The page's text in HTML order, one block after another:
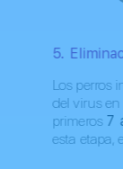
5.
Los
del virus en
primeros 7
esta etapa,